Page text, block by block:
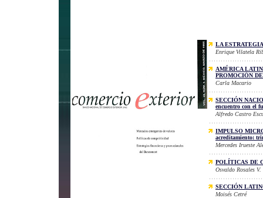
LA
Enrique Vilatela
AMÉRICA
PROMOCIÓN
Carla Macario
SECCIÓN
encuentro con el
Alfredo Castro
IMPULSO
acreditamiento:
Mercedes Irueste
POLÍTICAS DE
Osvaldo Rosales V.
SECCIÓN
Moisés Cetré